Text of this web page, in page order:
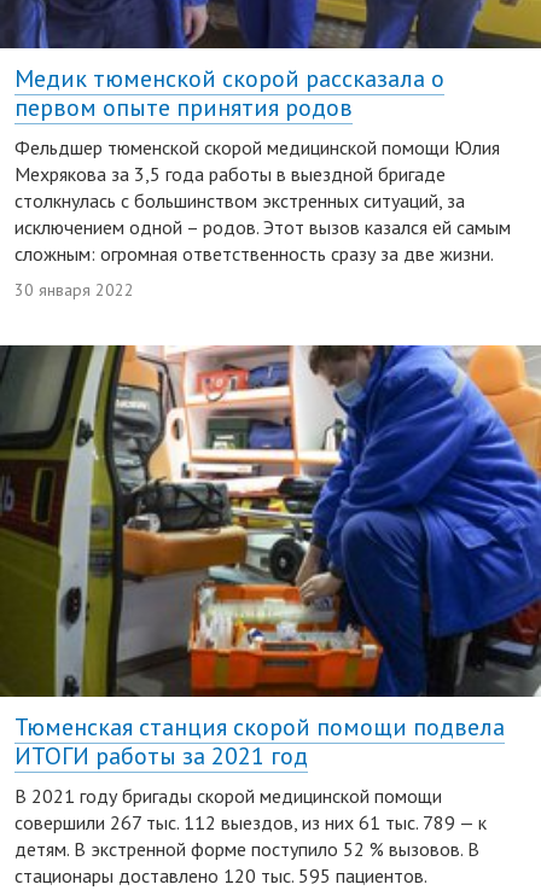
Медик тюменской скорой рассказала о
первом опыте принятия родов
Фельдшер тюменской скорой медицинской помощи Юлия
Мехрякова за 3,5 года работы в выездной бригаде
столкнулась с большинством экстренных ситуаций, за
исключением одной – родов. Этот вызов казался ей самым
сложным: огромная ответственность сразу за две жизни.
30 января 2022
Тюменская станция скорой помощи подвела
ИТОГИ работы за 2021 год
В 2021 году бригады скорой медицинской помощи
совершили 267 тыс. 112 выездов, из них 61 тыс. 789 — к
детям. В экстренной форме поступило 52 % вызовов. В
стационары доставлено 120 тыс. 595 пациентов.